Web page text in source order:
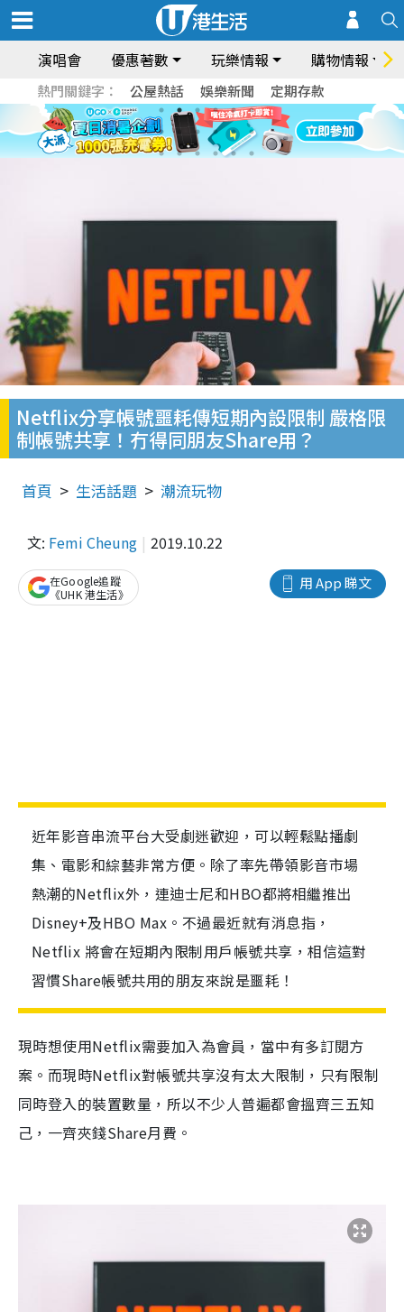
演唱會 優惠著數 玩樂情報 購物情報
熱門關鍵字： 公屋熱話 娛樂新聞 定期存款
Netflix分享帳號噩耗傳短期內設限制 嚴格限
制帳號共享！冇得同朋友Share用？
首頁 生活話題 潮流玩物
文: Femi Cheung 2019.10.22
用 App 睇文
在Google追蹤
《UHK 港生活》
近年影音串流平台大受劇迷歡迎，可以輕鬆點播劇
集、電影和綜藝非常方便。除了率先帶領影音市場
熱潮的Netflix外，連迪士尼和HBO都將相繼推出
Disney+及HBO Max。不過最近就有消息指，
Netflix 將會在短期內限制用戶帳號共享，相信這對
習慣Share帳號共用的朋友來說是噩耗！
現時想使用Netflix需要加入為會員，當中有多訂閱方
案。而現時Netflix對帳號共享沒有太大限制，只有限制
同時登入的裝置數量，所以不少人普遍都會搵齊三五知
己，一齊夾錢Share月費。